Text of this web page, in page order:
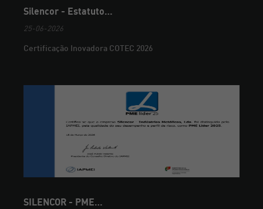
Silencor - Estatuto…
25-06-2026
Certificação Inovadora COTEC 2026
SILENCOR - PME…